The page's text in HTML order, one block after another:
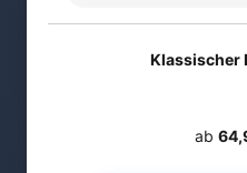
Klassischer
ab